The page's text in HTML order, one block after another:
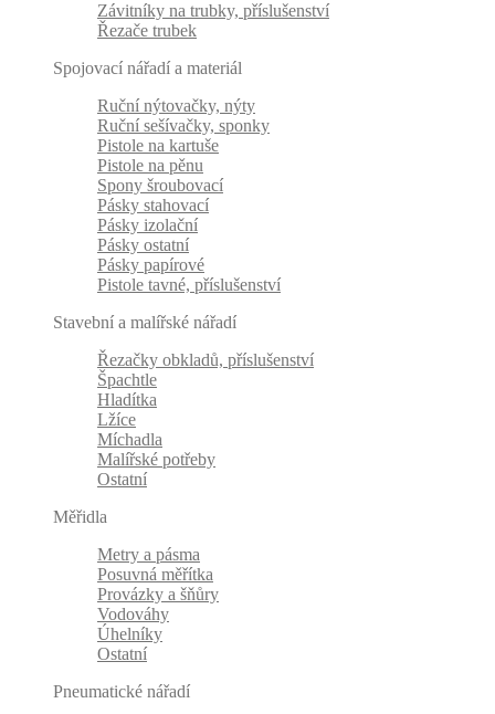
Závitníky na trubky, příslušenství
Řezače trubek
Spojovací nářadí a materiál
Ruční nýtovačky, nýty
Ruční sešívačky, sponky
Pistole na kartuše
Pistole na pěnu
Spony šroubovací
Pásky stahovací
Pásky izolační
Pásky ostatní
Pásky papírové
Pistole tavné, příslušenství
Stavební a malířské nářadí
Řezačky obkladů, příslušenství
Špachtle
Hladítka
Lžíce
Míchadla
Malířské potřeby
Ostatní
Měřidla
Metry a pásma
Posuvná měřítka
Provázky a šňůry
Vodováhy
Úhelníky
Ostatní
Pneumatické nářadí